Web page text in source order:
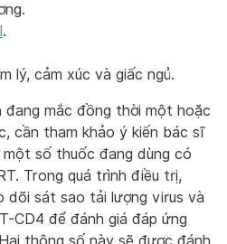
.
lý, cảm xúc và giấc ngủ.
đang mắc đồng thời một hoặc
cần tham khảo ý kiến bác sĩ
số thuốc đang dùng có
Trong quá trình điều trị,
dõi sát sao tải lượng virus và
CD4 để đánh giá đáp ứng